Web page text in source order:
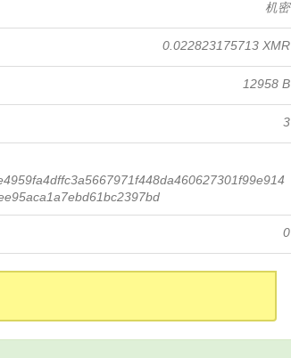
机密
0.022823175713 XMR
12958 B
3
0